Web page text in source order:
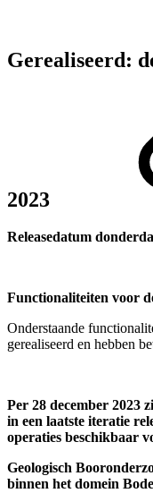
Gerealiseerd:
2023
Releasedatum
Functionaliteiten voor
Onderstaande
gerealiseerd en hebben
Per 28 december 2023
in een laatste iteratie
operaties beschikbaar
Geologisch
binnen het domein